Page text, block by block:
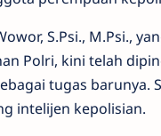
S.Psi., M.Psi.,
Polri, kini telah
tugas barunya.
intelijen kepolisian.